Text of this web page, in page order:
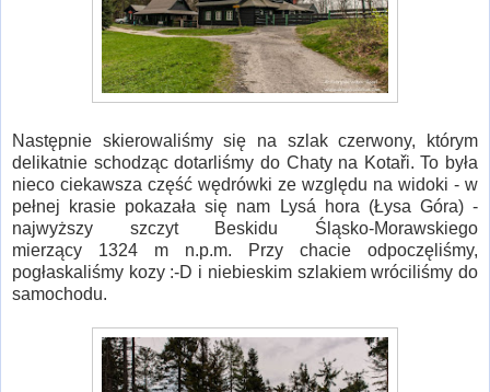
Następnie skierowaliśmy się na szlak czerwony, którym
delikatnie schodząc dotarliśmy do Chaty na Kotaři. To była
nieco ciekawsza część wędrówki ze względu na widoki - w
pełnej krasie pokazała się nam Lysá hora (Łysa Góra) -
najwyższy szczyt Beskidu Śląsko-Morawskiego
mierzący 1324 m n.p.m. Przy chacie odpoczęliśmy,
pogłaskaliśmy kozy :-D i niebieskim szlakiem wróciliśmy do
samochodu.